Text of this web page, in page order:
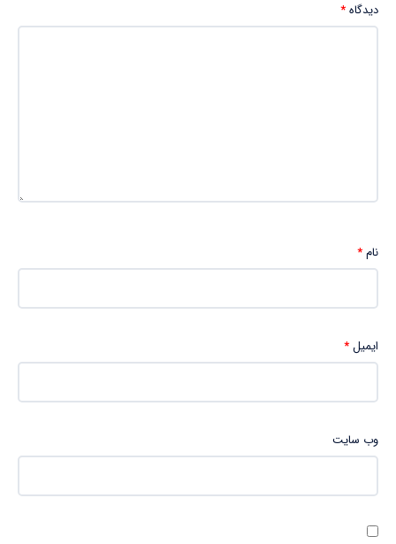
دیدگاه*
نام*
ایمیل*
وب‌ سایت